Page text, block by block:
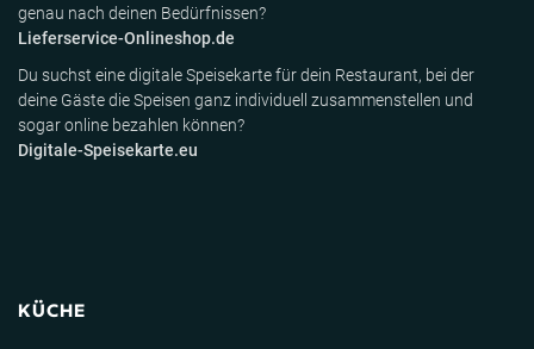
genau nach deinen Bedürfnissen?
Lieferservice-Onlineshop.de
Du suchst eine digitale Speisekarte für dein Restaurant, bei der
deine Gäste die Speisen ganz individuell zusammenstellen und
sogar online bezahlen können?
Digitale-Speisekarte.eu
KÜCHE